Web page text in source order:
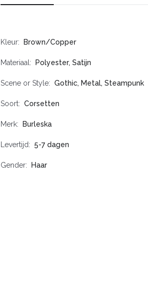
Kleur Brown/Copper
Materiaal Polyester, Satijn
Scene or Style Gothic, Metal, Steampunk
Soort Corsetten
Merk Burleska
Levertijd 5-7 dagen
Gender Haar